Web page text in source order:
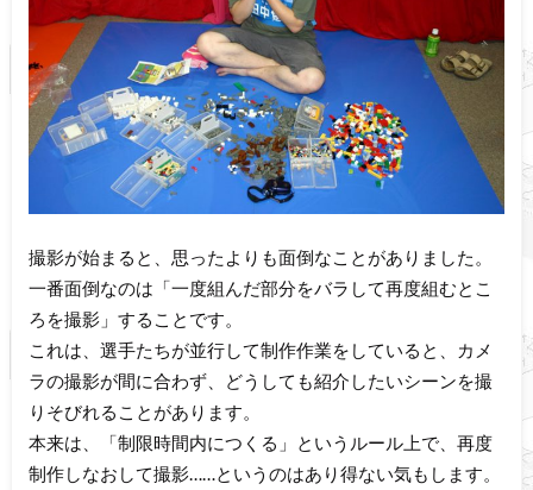
撮影が始まると、思ったよりも面倒なことがありました。
一番面倒なのは「一度組んだ部分をバラして再度組むとこ
ろを撮影」することです。
これは、選手たちが並行して制作作業をしていると、カメ
ラの撮影が間に合わず、どうしても紹介したいシーンを撮
りそびれることがあります。
本来は、「制限時間内につくる」というルール上で、再度
制作しなおして撮影……というのはあり得ない気もします。